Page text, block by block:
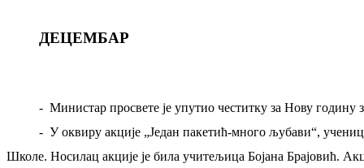
ДЕЦЕМБАР
- Министар просвете је упутио честитку за Нову
- У оквиру акције „Један пакетић-много љубави“,
Школе. Носилац акције је била учитељица Бојана Брајовић.